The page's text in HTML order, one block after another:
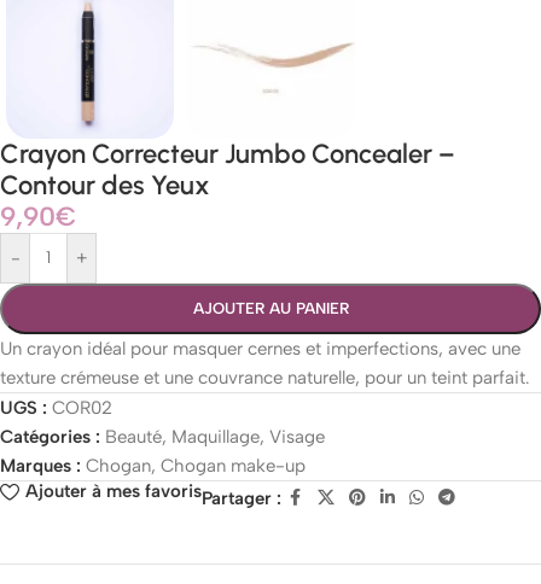
Crayon Correcteur Jumbo Concealer –
Contour des Yeux
9,90€
- +
AJOUTER AU PANIER
Un crayon idéal pour masquer cernes et imperfections, avec une
texture crémeuse et une couvrance naturelle, pour un teint parfait.
UGS : COR02
Catégories : Beauté, Maquillage, Visage
Marques : Chogan, Chogan make-up
Ajouter à mes favorisPartager :